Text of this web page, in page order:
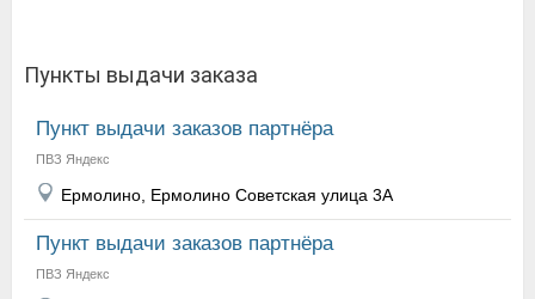
Пункты выдачи заказа
Пункт выдачи заказов партнёра
ПВЗ Яндекс
Ермолино, Ермолино Советская улица 3А
Пункт выдачи заказов партнёра
ПВЗ Яндекс